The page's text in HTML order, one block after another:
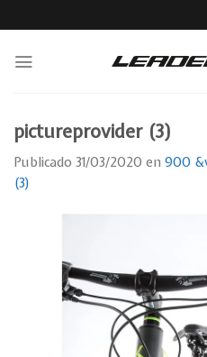
to
pictureprovider (3)
Publicado 31/03/2020 en 900
(3)